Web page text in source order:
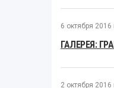
6 октября 2016
ГАЛЕРЕЯ:
2 октября 2016